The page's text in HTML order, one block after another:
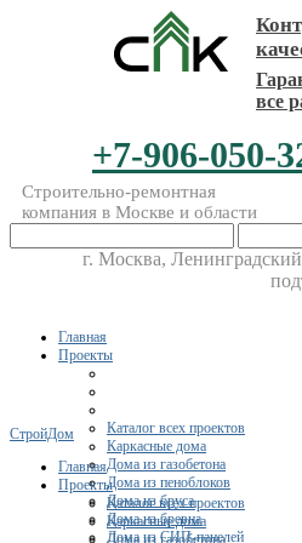
все
+7-906-050-
Строительно-ремонтная
компания в Москве и области
г. Москва,
Главная
Проекты
Каталог всех проектов
Каркасные дома
Дома из газобетона
Дома из пеноблоков
Дома из бруса
Дома из бревна
Дома из СИП-панелей
СтройДом
Главная
Проекты
Каталог всех проектов
Каркасные дома
Дома из газобетона